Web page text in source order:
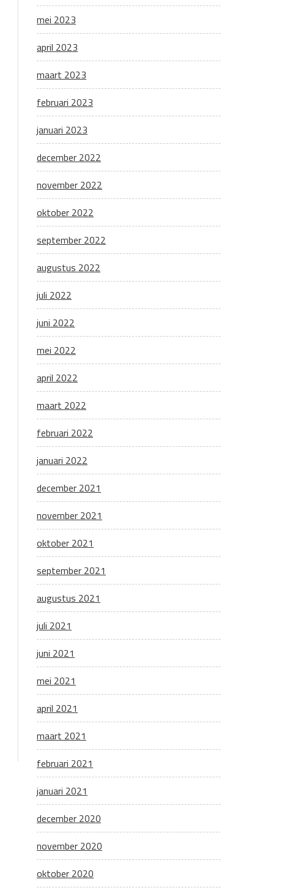
mei 2023
april 2023
maart 2023
februari 2023
januari 2023
december 2022
november 2022
oktober 2022
september 2022
augustus 2022
juli 2022
juni 2022
mei 2022
april 2022
maart 2022
februari 2022
januari 2022
december 2021
november 2021
oktober 2021
september 2021
augustus 2021
juli 2021
juni 2021
mei 2021
april 2021
maart 2021
februari 2021
januari 2021
december 2020
november 2020
oktober 2020